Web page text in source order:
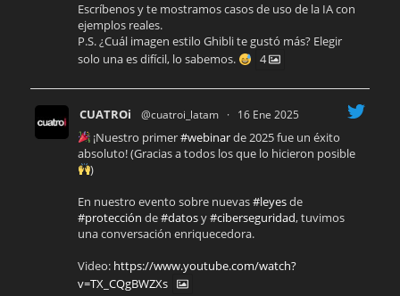
Escríbenos y te mostramos casos de uso de la IA con
ejemplos reales.
P.S. ¿Cuál imagen estilo Ghibli te gustó más? Elegir
solo una es difícil, lo sabemos.
4
CUATROi @cuatroi_latam · 16 Ene 2025
¡Nuestro primer#webinarde 2025 fue un éxito
absoluto! (Gracias a todos los que lo hicieron posible
)
En nuestro evento sobre nuevas#leyesde
#protección de#datosy#ciberseguridad, tuvimos
una conversación enriquecedora.
Video: https://www.youtube.com/watch?
v=TX_CQgBWZXs